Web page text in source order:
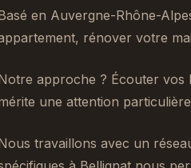
en Auvergne-Rhône-
rénover votre
approche ? Écouter vos
une attention
travaillons avec un